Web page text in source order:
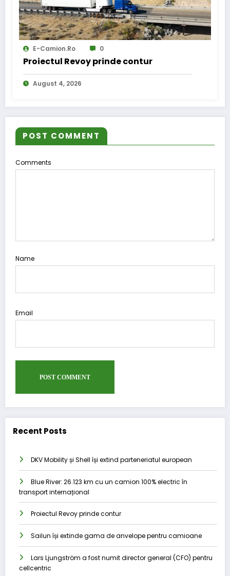
E-Camion.ro 0
Proiectul Revoy prinde contur
August 4, 2026
POST COMMENT
Comments
Name
Email
Recent Posts
DKV Mobility și Shell își extind parteneriatul european
Blue River: 26.123 km cu un camion 100% electric în
transport internațional
Proiectul Revoy prinde contur
Sailun își extinde gama de anvelope pentru camioane
Lars Ljungström a fost numit director general (CFO) pentru
cellcentric